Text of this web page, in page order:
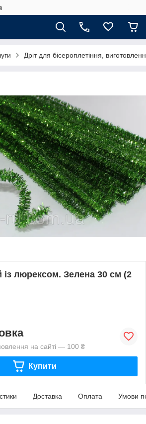
Дріт для бісероплетіння,
із люрексом. Зелена 30 см (2
на сайті — 100 ₴
Купити
Доставка Оплата Умови